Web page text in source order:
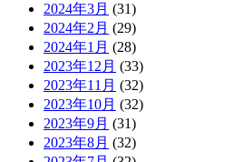
2024年3月 (31)
2024年2月 (29)
2024年1月 (28)
2023年12月 (33)
2023年11月 (32)
2023年10月 (32)
2023年9月 (31)
2023年8月 (32)